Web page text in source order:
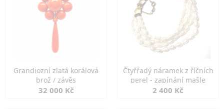
Grandiozní zlatá korálová
brož / závěs
32 000 Kč
Čtyřřadý náramek z říčních
perel - zapínání mašle
2 400 Kč